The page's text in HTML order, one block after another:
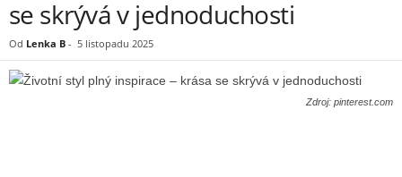
se skrývá v jednoduchosti
Od Lenka B - 5 listopadu 2025
Zdroj: pinterest.com